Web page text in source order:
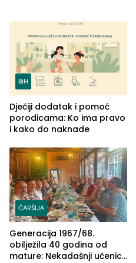
BiH
Dječiji dodatak i pomoć
porodicama: Ko ima pravo
i kako do naknade
ČARŠIJA
Generacija 1967/68.
obilježila 40 godina od
mature: Nekadašnji učenici